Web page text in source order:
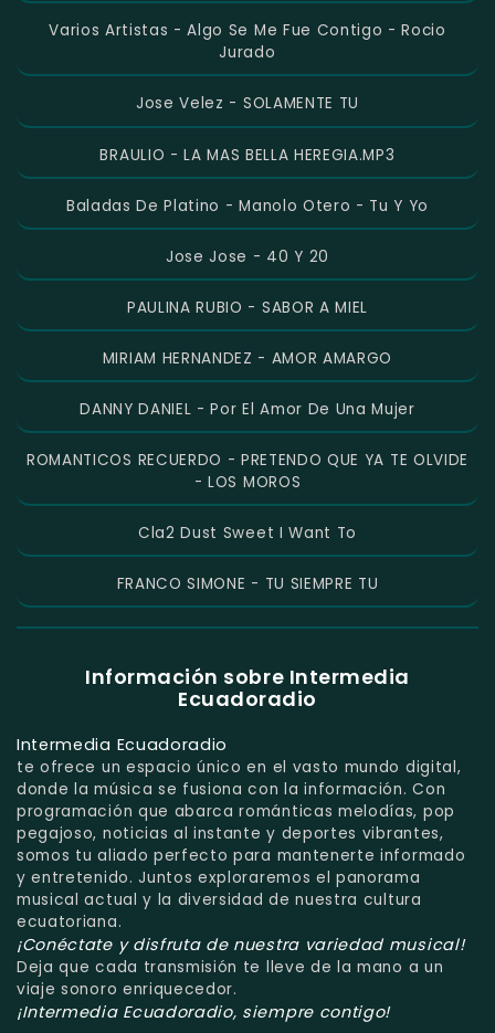
Varios Artistas - Algo Se Me Fue Contigo - Rocio
Jurado
Jose Velez - SOLAMENTE TU
BRAULIO - LA MAS BELLA HEREGIA.MP3
Baladas De Platino - Manolo Otero - Tu Y Yo
Jose Jose - 40 Y 20
PAULINA RUBIO - SABOR A MIEL
MIRIAM HERNANDEZ - AMOR AMARGO
DANNY DANIEL - Por El Amor De Una Mujer
ROMANTICOS RECUERDO - PRETENDO QUE YA TE OLVIDE
- LOS MOROS
Cla2 Dust Sweet I Want To
FRANCO SIMONE - TU SIEMPRE TU
Información sobre Intermedia
Ecuadoradio
Intermedia Ecuadoradio
te ofrece un espacio único en el vasto mundo digital,
donde la música se fusiona con la información. Con
programación que abarca románticas melodías, pop
pegajoso, noticias al instante y deportes vibrantes,
somos tu aliado perfecto para mantenerte informado
y entretenido. Juntos exploraremos el panorama
musical actual y la diversidad de nuestra cultura
ecuatoriana.
¡Conéctate y disfruta de nuestra variedad musical!
Deja que cada transmisión te lleve de la mano a un
viaje sonoro enriquecedor.
¡Intermedia Ecuadoradio, siempre contigo!